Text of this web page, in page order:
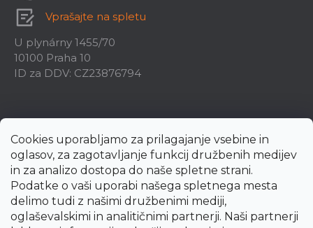
Cookies uporabljamo za prilagajanje vsebine in
oglasov, za zagotavljanje funkcij družbenih medijev
in za analizo dostopa do naše spletne strani.
Podatke o vaši uporabi našega spletnega mesta
delimo tudi z našimi družbenimi mediji,
oglaševalskimi in analitičnimi partnerji. Naši partnerji
Vprašajte na spletu
U plynárny 1455/70
10100 Praha 10
ID za DDV: CZ23876794